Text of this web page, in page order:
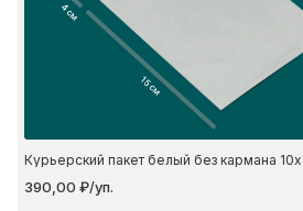
4 см
15 см
Курьерский пакет белый без кармана
390,00 ₽/уп.